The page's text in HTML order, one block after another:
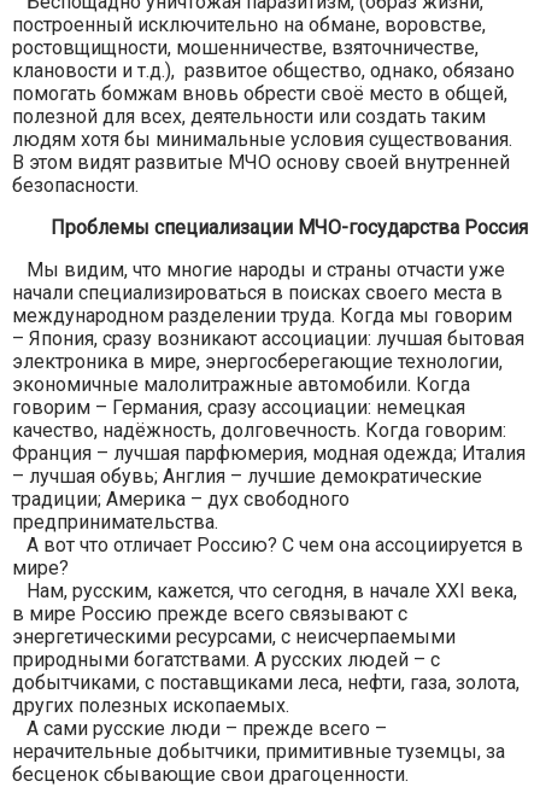
построенный исключительно на обмане, воровстве,
ростовщищности, мошенничестве, взяточничестве,
клановости и т.д.), развитое общество, однако, обязано
помогать бомжам вновь обрести своё место в общей,
полезной для всех, деятельности или создать таким
людям хотя бы минимальные условия существования.
В этом видят развитые МЧО основу своей внутренней
безопасности.
Проблемы специализации МЧО-государства Россия
Мы видим, что многие народы и страны отчасти уже
начали специализироваться в поисках своего места в
международном разделении труда. Когда мы говорим
– Япония, сразу возникают ассоциации: лучшая бытовая
электроника в мире, энергосберегающие технологии,
экономичные малолитражные автомобили. Когда
говорим – Германия, сразу ассоциации: немецкая
качество, надёжность, долговечность. Когда говорим:
Франция – лучшая парфюмерия, модная одежда; Италия
– лучшая обувь; Англия – лучшие демократические
традиции; Америка – дух свободного
предпринимательства.
А вот что отличает Россию? С чем она ассоциируется в
мире?
Нам, русским, кажется, что сегодня, в начале ХХI века,
в мире Россию прежде всего связывают с
энергетическими ресурсами, с неисчерпаемыми
природными богатствами. А русских людей – с
добытчиками, с поставщиками леса, нефти, газа, золота,
других полезных ископаемых.
А сами русские люди – прежде всего –
нерачительные добытчики, примитивные туземцы, за
бесценок сбывающие свои драгоценности.